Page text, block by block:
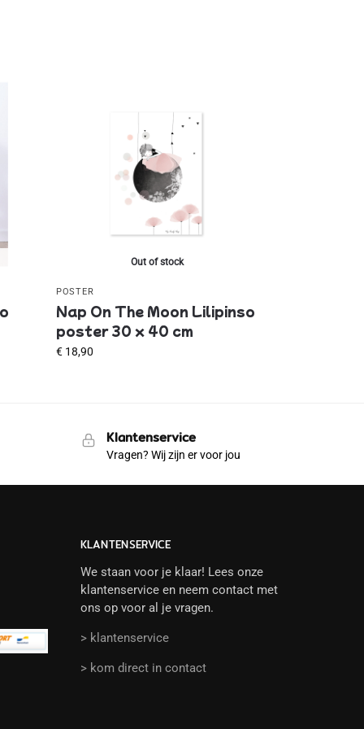
Out of stock
POSTER
Nap On The Moon Lilipinso
poster 30 x 40 cm
€ 18,90
Klantenservice
Vragen? Wij zijn er voor jou
KLANTENSERVICE
We staan voor je klaar! Lees onze
klantenservice en neem contact met
ons op voor al je vragen.
> klantenservice
> kom direct in contact